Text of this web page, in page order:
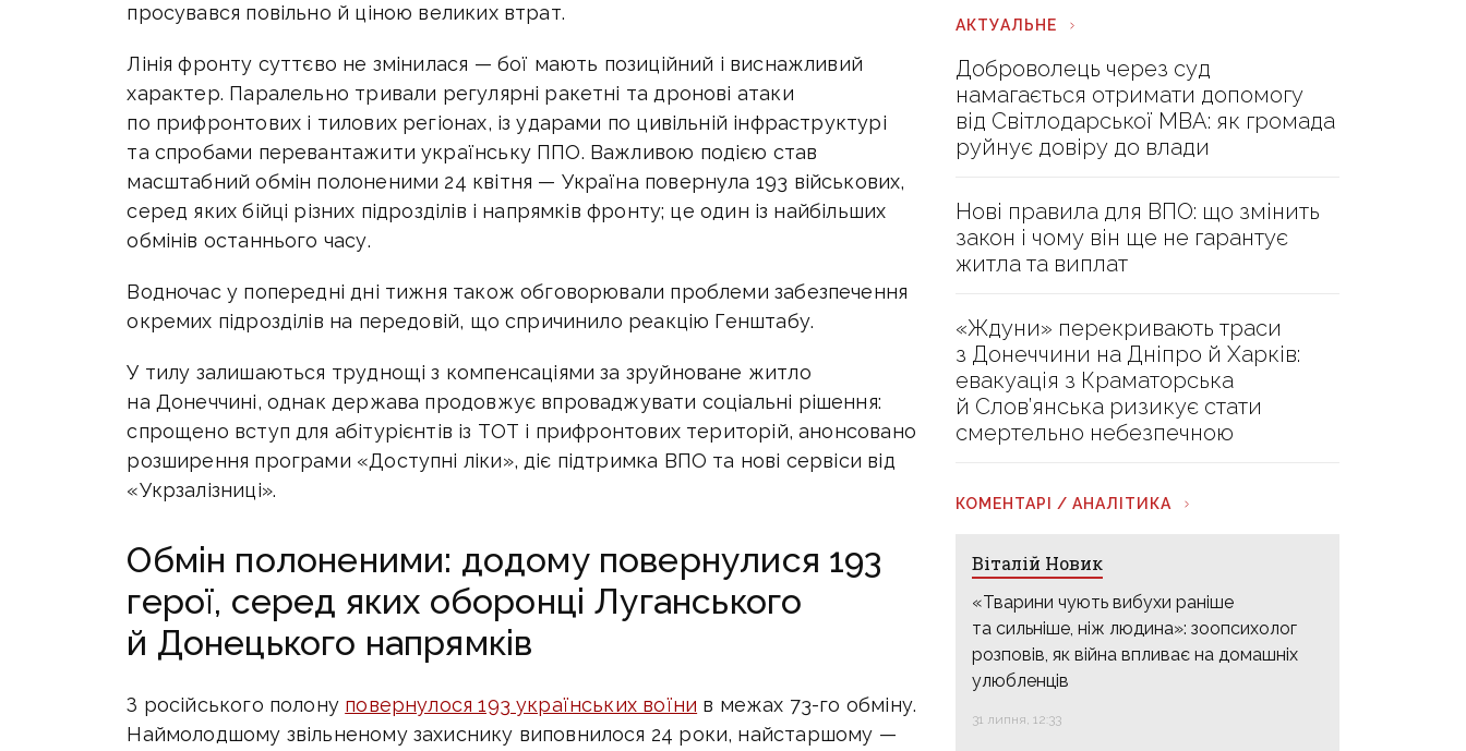
просувався повільно й ціною великих втрат.
Лінія фронту суттєво не змінилася — бої мають позиційний і виснажливий
характер. Паралельно тривали регулярні ракетні та дронові атаки
по прифронтових і тилових регіонах, із ударами по цивільній інфраструктурі
та спробами перевантажити українську ППО. Важливою подією став
масштабний обмін полоненими 24 квітня — Україна повернула 193 військових,
серед яких бійці різних підрозділів і напрямків фронту; це один із найбільших
обмінів останнього часу.
Водночас у попередні дні тижня також обговорювали проблеми забезпечення
окремих підрозділів на передовій, що спричинило реакцію Генштабу.
У тилу залишаються труднощі з компенсаціями за зруйноване житло
на Донеччині, однак держава продовжує впроваджувати соціальні рішення:
спрощено вступ для абітурієнтів із ТОТ і прифронтових територій, анонсовано
розширення програми «Доступні ліки», діє підтримка ВПО та нові сервіси від
«Укрзалізниці».
Обмін полоненими: додому повернулися 193
герої, серед яких оборонці Луганського
й Донецького напрямків
З російського полону повернулося 193 українських воїни в межах 73-го обміну.
Наймолодшому звільненому захиснику виповнилося 24 роки, найстаршому —
АКТУАЛЬНЕ
Доброволець через суд
намагається отримати допомогу
від Світлодарської МВА: як громада
руйнує довіру до влади
Нові правила для ВПО: що змінить
закон і чому він ще не гарантує
житла та виплат
«Ждуни» перекривають траси
з Донеччини на Дніпро й Харків:
евакуація з Краматорська
й Слов’янська ризикує стати
смертельно небезпечною
КОМЕНТАРІ / АНАЛІТИКА
Віталій Новик
«Тварини чують вибухи раніше
та сильніше, ніж людина»: зоопсихолог
розповів, як війна впливає на домашніх
улюбленців
31 липня, 12:33